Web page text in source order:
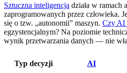
Sztuczna inteligencja działa w ramach
zaprogramowanych przez człowieka.
się o tzw. „autonomii” maszyn. Czy AI
egzystencjalnym? Na poziomie
wynik przetwarzania danych — nie
Typ decyzji AI